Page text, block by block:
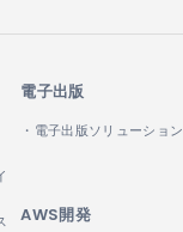
電子出版
・電子出版ソリューション
AWS開発